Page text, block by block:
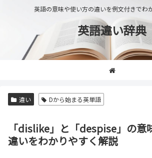
英語の意味や使い方の違いを例文付きでわ
英語違い辞典
違い Dから始まる英単語
「dislike」と「despise」の意
違いをわかりやすく解説